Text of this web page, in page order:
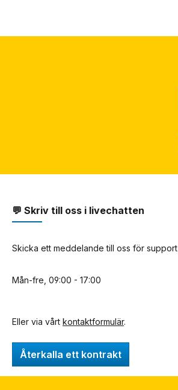
💬 Skriv till oss i livechatten
Skicka ett meddelande till oss för support
Mån-fre, 09:00 - 17:00
Eller via vårt kontaktformulär.
Återkalla ett kontrakt